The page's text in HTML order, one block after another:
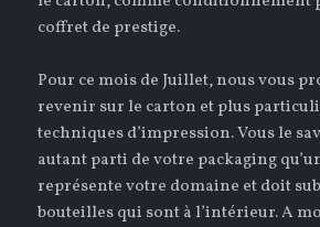
coffret de prestige.
Pour ce mois de Juillet, nous vous
revenir sur le carton et plus
techniques d’impression. Vous le
autant parti de votre packaging
représente votre domaine et doit
bouteilles qui sont à l’intérieur. A